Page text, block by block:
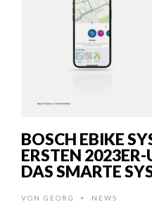
BOSCH EBIKE
ERSTEN 2023ER-
DAS SMARTE
VON GEORG • NEWS